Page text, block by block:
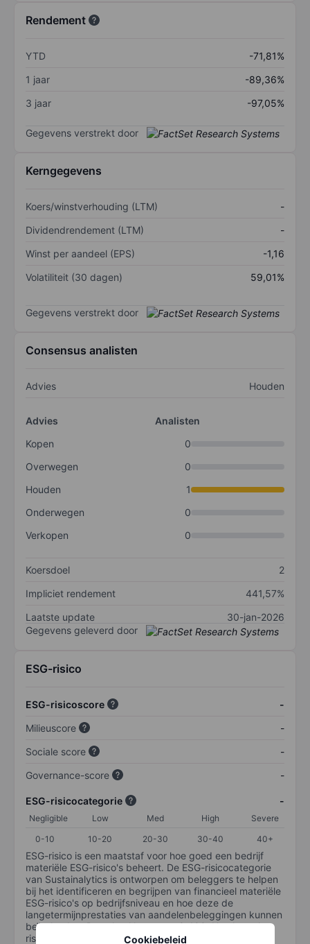
Cookiebeleid
Rendement
YTD
-71,81%
1 jaar
-89,36%
3 jaar
-97,05%
Gegevens verstrekt door
Kerngegevens
Koers/winstverhouding (LTM)
-
Dividendrendement (LTM)
-
Winst per aandeel (EPS)
-1,16
Volatiliteit (30 dagen)
59,01%
Gegevens verstrekt door
Consensus analisten
Advies Houden
Advies
Analisten
Kopen
0
Overwegen
0
Houden
1
Onderwegen
0
Verkopen
0
Koersdoel
2
Impliciet rendement
441,57%
Laatste update
30-jan-2026
Gegevens geleverd door
ESG-risico
ESG-risicoscore
-
Milieuscore
-
Sociale score
-
Governance-score
-
ESG-risicocategorie -
Negligible Low Med High
Severe
0-10
10-20 20-30 30-40 40+
ESG-risico is een maatstaf voor hoe goed een bedrijf
materiële ESG-risico's beheert. De ESG-risicocategorie
van Sustainalytics is ontworpen om beleggers te helpen
bij het identificeren en begrijpen van financieel materiële
ESG-risico's op bedrijfsniveau en hoe deze de
langetermijnprestaties van aandelenbeleggingen kunnen
beïnvloeden. De schaal loopt van 0-100. Hoe lager het
risico, hoe beter (0 staat voor geen risico en 100 voor